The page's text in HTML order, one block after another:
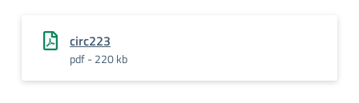
circ223
pdf - 220 kb